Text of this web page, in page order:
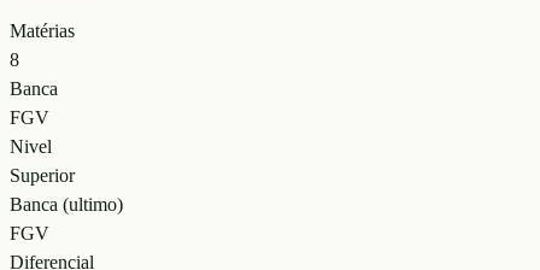
Matérias
8
Banca
FGV
Nivel
Superior
Banca (ultimo)
FGV
Diferencial